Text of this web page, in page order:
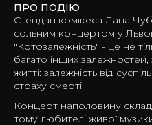
ПРО ПОДІЮ
Стендап комікеса Лана
сольним концертом у
"Котозалежність" - це не
багато інших
житті: залежність від
страху смерті.
Концерт наполовину
тому любителі живої